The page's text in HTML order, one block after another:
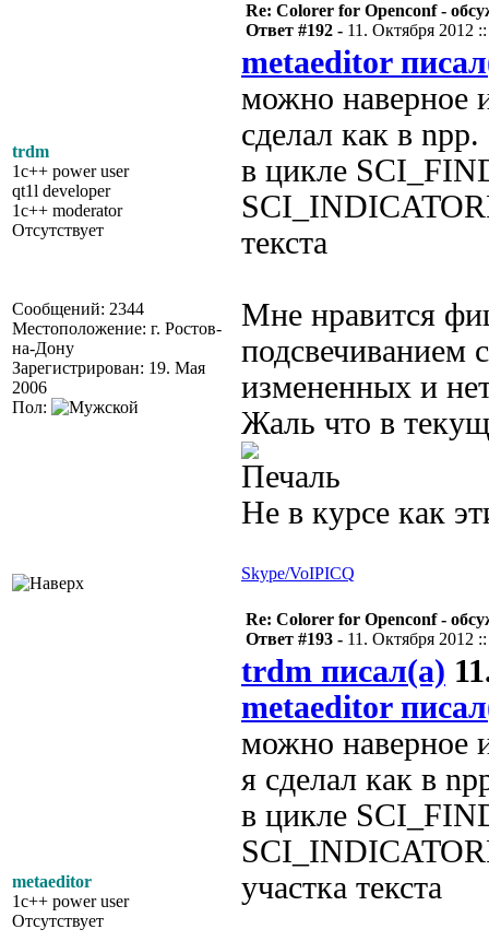
trdm
1c++ power user
qt1l developer
1c++ moderator
Отсутствует
Сообщений: 2344
Местоположение: г. Ростов-
на-Дону
Зарегистрирован: 19. Мая
2006
Пол:
Re: Colorer for Openconf -
Ответ #192 - 11. Октября 2012
metaeditor
можно наверное
сделал как в npp.
в цикле
текста
Мне нравится
подсвечиванием
измененных и
Жаль что в
Не в курсе как
Skype/VoIPICQ
metaeditor
1c++ power user
Отсутствует
Re: Colorer for Openconf -
Ответ #193 - 11. Октября 2012
trdm писал(а)
metaeditor
можно наверное
я сделал как в
в цикле
участка текста